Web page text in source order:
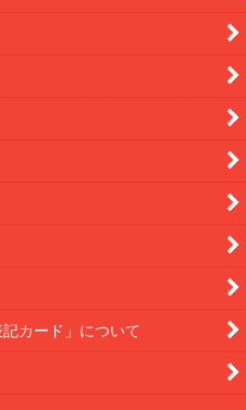
カード」について